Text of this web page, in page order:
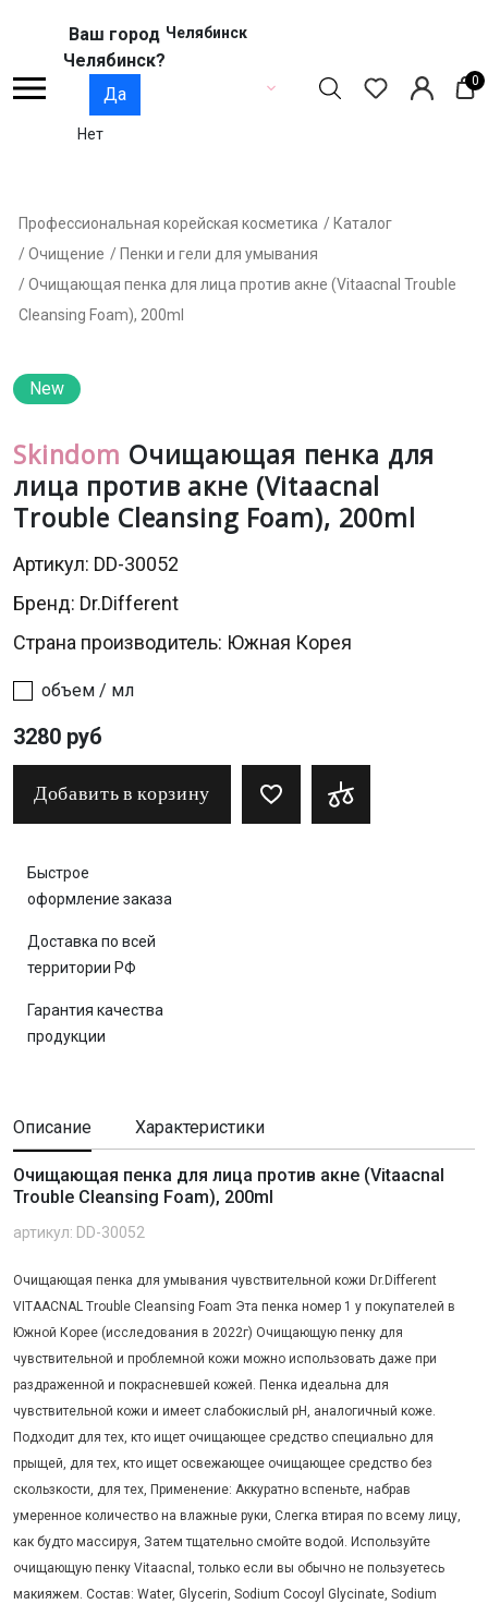
Ваш город
Челябинск?
Да
Нет
Челябинск
0
Профессиональная корейская косметика / Каталог
/ Очищение / Пенки и гели для умывания
/ Очищающая пенка для лица против акне (Vitaacnal Trouble
Cleansing Foam), 200ml
New
Skindom Очищающая пенка для
лица против акне (Vitaacnal
Trouble Cleansing Foam), 200ml
Артикул: DD-30052
Бренд: Dr.Different
Страна производитель: Южная Корея
объем / мл
3280 руб
Добавить в корзину
Быстрое
оформление заказа
Доставка по всей
территории РФ
Гарантия качества
продукции
Описание Характеристики
Очищающая пенка для лица против акне (Vitaacnal
Trouble Cleansing Foam), 200ml
артикул: DD-30052
Очищающая пенка для умывания чувствительной кожи Dr.Different
VITAACNAL Trouble Cleansing Foam Эта пенка номер 1 у покупателей в
Южной Корее (исследования в 2022г) Очищающую пенку для
чувствительной и проблемной кожи можно использовать даже при
раздраженной и покрасневшей кожей. Пенка идеальна для
чувствительной кожи и имеет слабокислый pH, аналогичный коже.
Подходит для тех, кто ищет очищающее средство специально для
прыщей, для тех, кто ищет освежающее очищающее средство без
скользкости, для тех, Применение: Аккуратно вспеньте, набрав
умеренное количество на влажные руки, Слегка втирая по всему лицу,
как будто массируя, Затем тщательно смойте водой. Используйте
очищающую пенку Vitaacnal, только если вы обычно не пользуетесь
макияжем. Состав: Water, Glycerin, Sodium Cocoyl Glycinate, Sodium